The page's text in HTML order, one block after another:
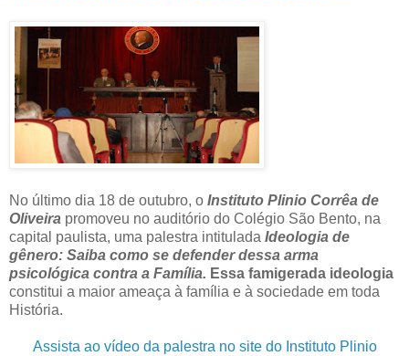
No último dia 18 de outubro, o Instituto Plinio Corrêa de
Oliveira promoveu no auditório do Colégio São Bento, na
capital paulista, uma palestra intitulada Ideologia de
gênero: Saiba como se defender dessa arma
psicológica contra a Família. Essa famigerada ideologia
constitui a maior ameaça à família e à sociedade em toda
História.
Assista ao vídeo da palestra no site do Instituto Plinio